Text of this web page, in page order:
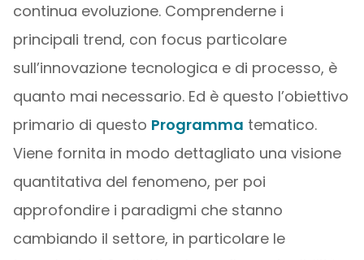
continua evoluzione. Comprenderne i
principali trend, con focus particolare
sull’innovazione tecnologica e di processo, è
quanto mai necessario. Ed è questo l’obiettivo
primario di questo Programma tematico.
Viene fornita in modo dettagliato una visione
quantitativa del fenomeno, per poi
approfondire i paradigmi che stanno
cambiando il settore, in particolare le